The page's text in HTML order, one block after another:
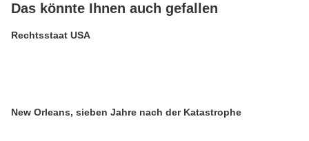
Das könnte Ihnen auch gefallen
Rechtsstaat USA
New Orleans, sieben Jahre nach der Katastrophe